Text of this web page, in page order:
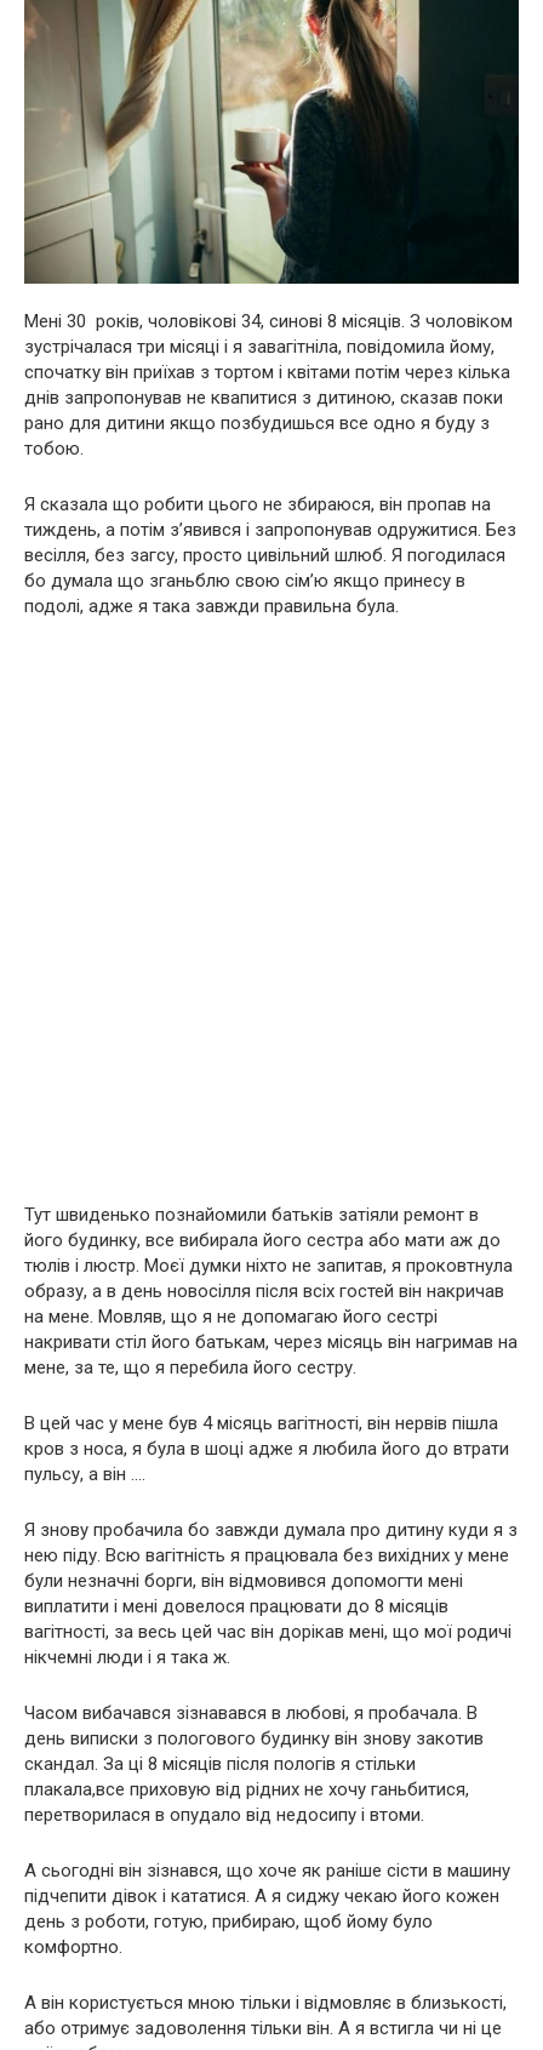
Мені 30 років, чоловікові 34, синові 8 місяців. З чоловіком
зустрічалася три місяці і я завагітніла, повідомила йому,
спочатку він приїхав з тортом і квітами потім через кілька
днів запропонував не квапитися з дитиною, сказав поки
рано для дитини якщо позбудишься все одно я буду з
тобою.
Я сказала що робити цього не збираюся, він пропав на
тиждень, а потім з’явився і запропонував одружитися. Без
весілля, без загсу, просто цивільний шлюб. Я погодилася
бо думала що зганьблю свою сім’ю якщо принесу в
подолі, адже я така завжди правильна була.
Тут швиденько познайомили батьків затіяли ремонт в
його будинку, все вибирала його сестра або мати аж до
тюлів і люстр. Моєї думки ніхто не запитав, я проковтнула
образу, а в день новосілля після всіх гостей він накричав
на мене. Мовляв, що я не допомагаю його сестрі
накривати стіл його батькам, через місяць він нагримав на
мене, за те, що я перебила його сестру.
В цей час у мене був 4 місяць вагітності, він нервів пішла
кров з носа, я була в шоці адже я любила його до втрати
пульсу, а він ….
Я знову пробачила бо завжди думала про дитину куди я з
нею піду. Всю вагітність я працювала без вихідних у мене
були незначні борги, він відмовився допомогти мені
виплатити і мені довелося працювати до 8 місяців
вагітності, за весь цей час він дорікав мені, що мої родичі
нікчемні люди і я така ж.
Часом вибачався зізнавався в любові, я пробачала. В
день виписки з пологового будинку він знову закотив
скандал. За ці 8 місяців після пологів я стільки
плакала,все приховую від рідних не хочу ганьбитися,
перетворилася в опудало від недосипу і втоми.
А сьогодні він зізнався, що хоче як раніше сісти в машину
підчепити дівок і кататися. А я сиджу чекаю його кожен
день з роботи, готую, прибираю, щоб йому було
комфортно.
А він користується мною тільки і відмовляє в близькості,
або отримує задоволення тільки він. А я встигла чи ні це